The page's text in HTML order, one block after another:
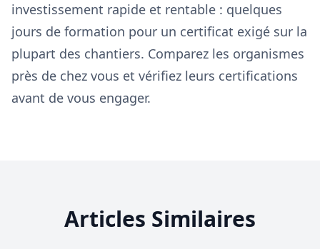
investissement rapide et rentable : quelques
jours de formation pour un certificat exigé sur la
plupart des chantiers. Comparez les organismes
près de chez vous et vérifiez leurs certifications
avant de vous engager.
Articles Similaires